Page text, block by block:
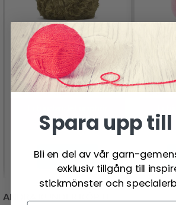
LINDEHOBBY FURRY
DELUXE
25.95 SEK51.95 SEK
31/08/2026
Se produkt
ANDRA KUNDER KÖPTE
Spara upp till
Bli en del av vår garn-
exklusiv tillgång till
stickmönster och